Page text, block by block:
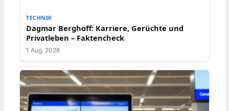
TECHNIK
Dagmar Berghoff: Karriere, Gerüchte und
Privatleben – Faktencheck
1 Aug. 2026